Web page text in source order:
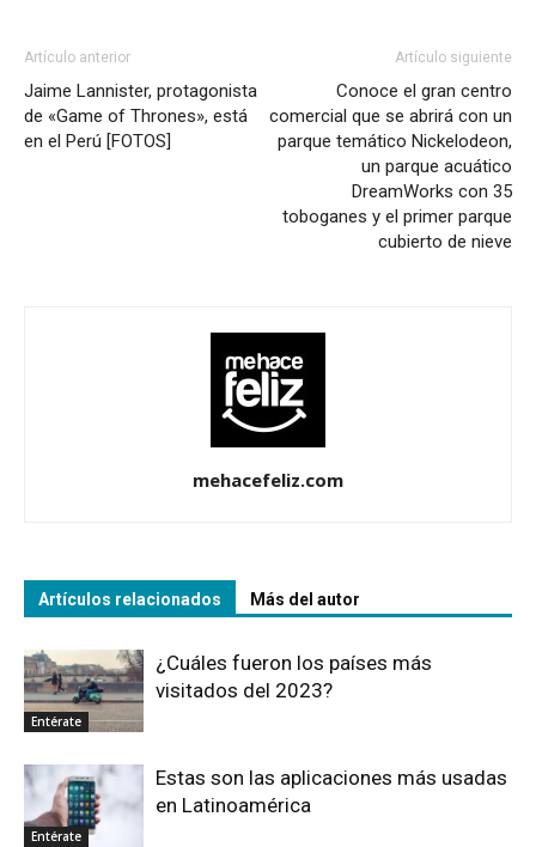
Artículo anterior
Jaime Lannister, protagonista
de «Game of Thrones», está
en el Perú [FOTOS]
Artículo siguiente
Conoce el gran centro
comercial que se abrirá con un
parque temático Nickelodeon,
un parque acuático
DreamWorks con 35
toboganes y el primer parque
cubierto de nieve
mehacefeliz.com
Artículos relacionados Más del autor
Entérate
¿Cuáles fueron los países más
visitados del 2023?
Entérate
Estas son las aplicaciones más usadas
en Latinoamérica